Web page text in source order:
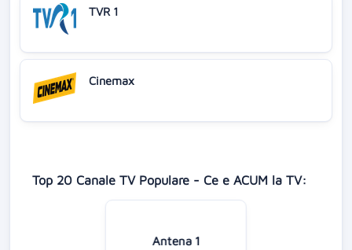
TVR 1
Cinemax
Top 20 Canale TV Populare - Ce e ACUM la TV:
Antena 1